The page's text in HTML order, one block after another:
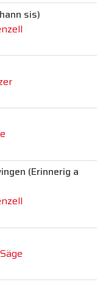
sis)
(Erinnerig a